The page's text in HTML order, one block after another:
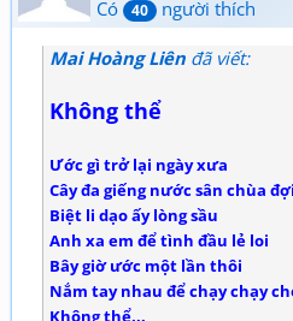
Có
40 người thích
Mai Hoàng Liên đã viết:
Không thể
Ước gì trở lại ngày xưa
Cây đa giếng nước sân chùa
Biệt li dạo ấy lòng sầu
Anh xa em để tình đầu lẻ loi
Bây giờ ước một lần thôi
Nắm tay nhau để chạy chạy
Không thể...